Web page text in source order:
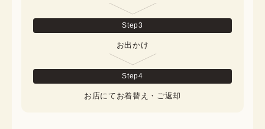
Step3
お出かけ
Step4
お店にてお着替え・ご返却